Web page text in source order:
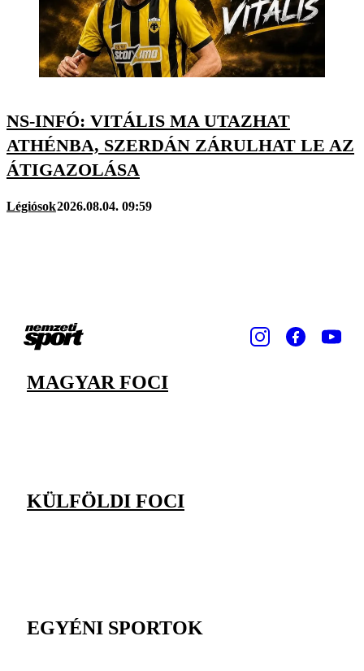
NS-INFÓ: VITÁLIS MA UTAZHAT
ATHÉNBA, SZERDÁN ZÁRULHAT LE AZ
ÁTIGAZOLÁSA
Légiósok2026.08.04. 09:59
MAGYAR FOCI
KÜLFÖLDI FOCI
EGYÉNI SPORTOK